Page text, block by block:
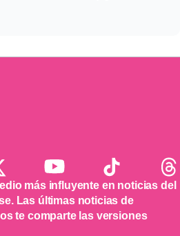
más influyente en noticias del
Las últimas noticias de
te comparte las versiones